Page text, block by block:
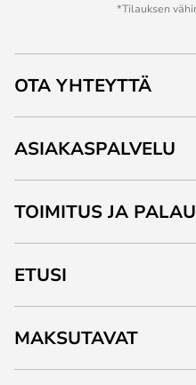
*Tilauksen
OTA YHTEYTTÄ
ASIAKASPALVELU
TOIMITUS JA
ETUSI
MAKSUTAVAT